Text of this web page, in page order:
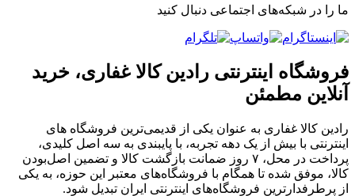
ما را در شبکه‌های اجتماعی دنبال کنید
فروشگاه اینترنتی رادین کالا غفاری، خرید
آنلاین مطمئن
رادین کالا غفاری به عنوان یکی از قدیمی‌ترین فروشگاه های
اینترنتی با بیش از یک دهه تجربه، با پایبندی به سه اصل کلیدی،
پرداخت در محل، ۷ روز ضمانت بازگشت کالا و تضمین اصل‌بودن
کالا، موفق شده تا همگام با فروشگاه‌های معتبر این حوزه، به یکی
از پرطرفدارترین فروشگاه‌های اینترنتی ایران تبدیل شود.